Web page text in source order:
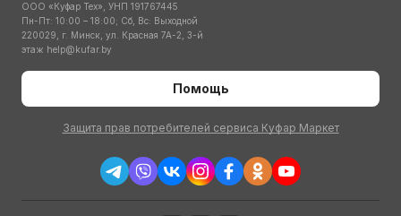
ООО «Куфар Тех», УНП 191767445
Пн-Пт: 10:00 – 18:00; Сб, Вс: Выходной
220029, г. Минск, ул. Красная 7А-2, 3-й
этаж help@kufar.by
Помощь
Защита прав потребителей сервиса Куфар Маркет